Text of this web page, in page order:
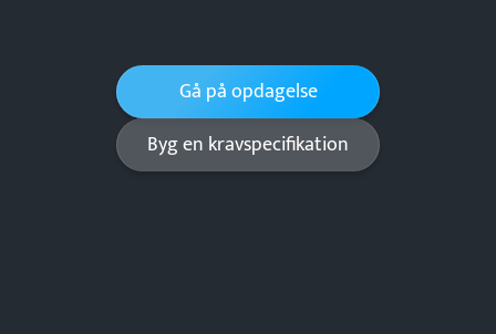
Gå på opdagelse
Byg en kravspecifikation